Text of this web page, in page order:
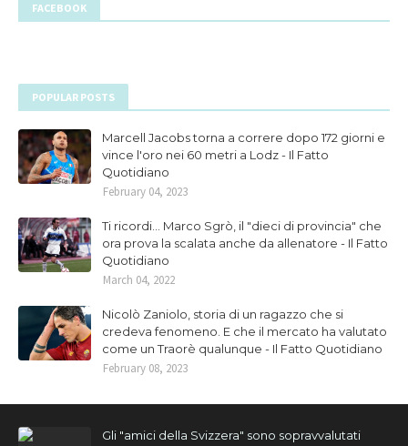
FACEBOOK
POPULAR POSTS
Marcell Jacobs torna a correre dopo 172 giorni e
vince l'oro nei 60 metri a Lodz - Il Fatto
Quotidiano
February 04, 2023
Ti ricordi... Marco Sgrò, il "dieci di provincia" che
ora prova la scalata anche da allenatore - Il Fatto
Quotidiano
March 04, 2022
Nicolò Zaniolo, storia di un ragazzo che si
credeva fenomeno. E che il mercato ha valutato
come un Traorè qualunque - Il Fatto Quotidiano
February 08, 2023
Gli "amici della Svizzera" sono sopravvalutati